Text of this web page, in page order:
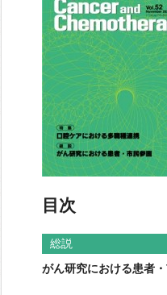
目次
総説
がん研究における患者